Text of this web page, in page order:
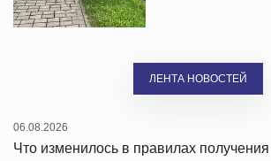
ЛЕНТА НОВОСТЕЙ
06.08.2026
Что изменилось в правилах